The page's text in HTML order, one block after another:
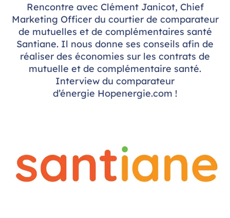
Rencontre avec Clément Janicot, Chief
Marketing Officer du courtier de comparateur
de mutuelles et de complémentaires santé
Santiane. Il nous donne ses conseils afin de
réaliser des économies sur les contrats de
mutuelle et de complémentaire santé.
Interview du comparateur
d’énergie Hopenergie.com !